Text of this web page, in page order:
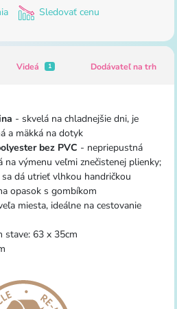
Sledovať cenu
Videá 1 Dodávateľ na trh
- skvelá na chladnejšie dni, je
a mäkká na dotyk
bez PVC - nepriepustná
na výmenu veľmi znečistenej plienky;
dá utrieť vlhkou handričkou
opasok s gombíkom
miesta, ideálne na cestovanie
stave: 63 x 35cm